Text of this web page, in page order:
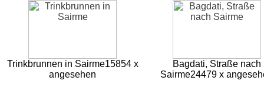
Trinkbrunnen in Sairme15854 x
angesehen
Bagdati, Straße nach
Sairme24479 x